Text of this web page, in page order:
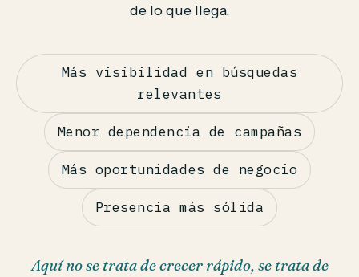
de lo que llega.
Más visibilidad en búsquedas
relevantes
Menor dependencia de campañas
Más oportunidades de negocio
Presencia más sólida
Aquí no se trata de crecer rápido, se trata de